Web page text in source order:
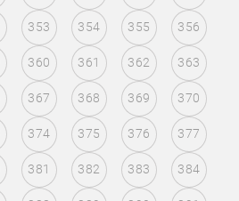
353 354 355 356
360 361 362 363
367 368 369 370
374 375 376 377
381 382 383 384